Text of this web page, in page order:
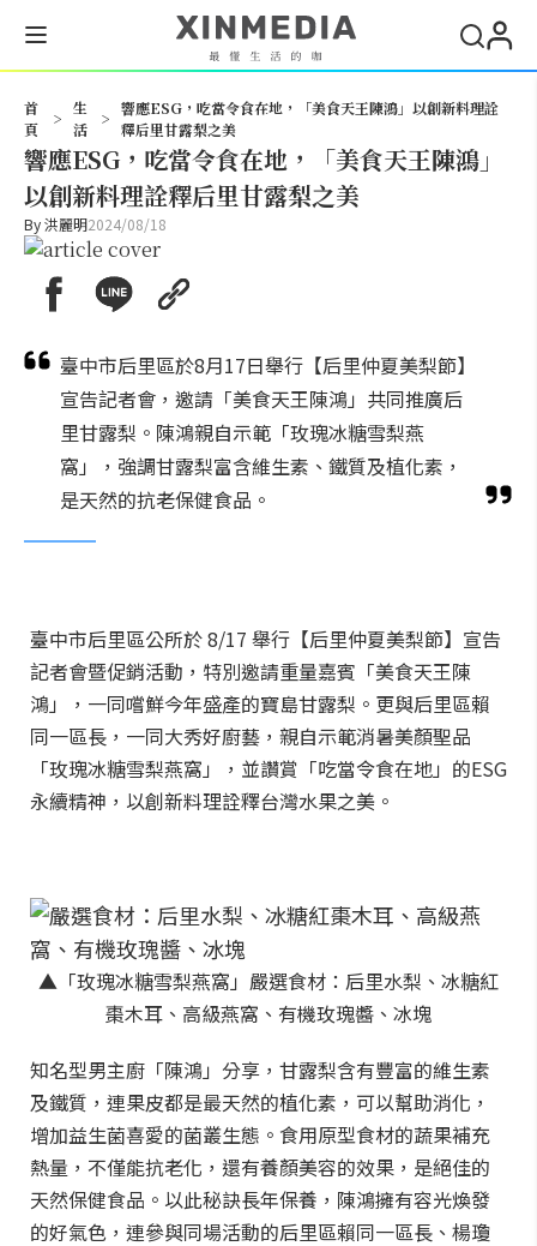
首
頁
>
生
活
>
響應ESG，吃當令食在地，「美食天王陳鴻」以創新料理詮
釋后里甘露梨之美
響應ESG，吃當令食在地，「美食天王陳鴻」
以創新料理詮釋后里甘露梨之美
By洪麗明2024/08/18
臺中市后里區於8月17日舉行【后里仲夏美梨節】
宣告記者會，邀請「美食天王陳鴻」共同推廣后
里甘露梨。陳鴻親自示範「玫瑰冰糖雪梨燕
窩」，強調甘露梨富含維生素、鐵質及植化素，
是天然的抗老保健食品。
臺中市后里區公所於 8/17 舉行【后里仲夏美梨節】宣告
記者會暨促銷活動，特別邀請重量嘉賓「美食天王陳
鴻」，一同嚐鮮今年盛產的寶島甘露梨。更與后里區賴
同一區長，一同大秀好廚藝，親自示範消暑美顏聖品
「玫瑰冰糖雪梨燕窩」，並讚賞「吃當令食在地」的ESG
永續精神，以創新料理詮釋台灣水果之美。
▲「玫瑰冰糖雪梨燕窩」嚴選食材：后里水梨、冰糖紅
棗木耳、高級燕窩、有機玫瑰醬、冰塊
知名型男主廚「陳鴻」分享，甘露梨含有豐富的維生素
及鐵質，連果皮都是最天然的植化素，可以幫助消化，
增加益生菌喜愛的菌叢生態。食用原型食材的蔬果補充
熱量，不僅能抗老化，還有養顏美容的效果，是絕佳的
天然保健食品。以此秘訣長年保養，陳鴻擁有容光煥發
的好氣色，連參與同場活動的后里區賴同一區長、楊瓊